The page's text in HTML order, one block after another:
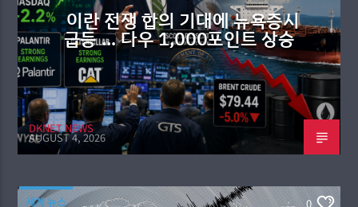
이란 전쟁 합의 기대에 뉴욕증시
급등 … 다우 1,000포인트 상승
DKNET NEWS
AUGUST 4, 2026
세계 뉴스 0